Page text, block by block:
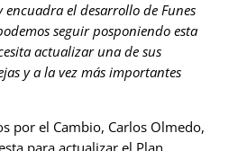
el desarrollo de Funes
seguir posponiendo esta
actualizar una de sus
y a la vez más importantes
por el Cambio, Carlos Olmedo,